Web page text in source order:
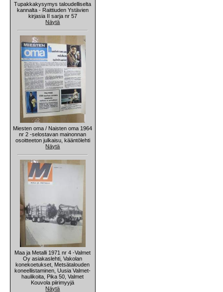
Tupakkakysymys taloudelliselta
kannalta - Raittiuden Ystävien
kirjasia II sarja nr 57
Näytä
Miesten oma / Naisten oma 1964
nr 2 -selostavan mainonnan
osoitteeton julkaisu, kääntölehti
Näytä
Maa ja Metalli 1971 nr 4 -Valmet
Oy asiakaslehti, Vakolan
konekoetukset, Metsätalouden
koneellistaminen, Uusia Valmet-
haulikoita, Pika 50, Valmet
Kouvola piirimyyjä
Näytä